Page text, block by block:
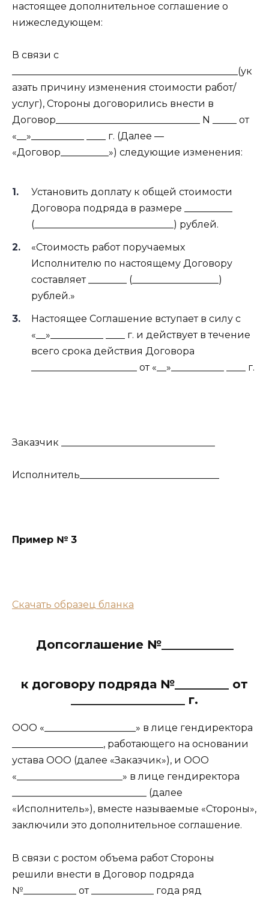
настоящее дополнительное соглашение о
нижеследующем:
В связи с
_______________________________________________(ук
азать причину изменения стоимости работ/
услуг), Стороны договорились внести в
Договор______________________________ N _____ от
«__»___________ ____ г. (Далее —
«Договор__________») следующие изменения:
Установить доплату к общей стоимости
Договора подряда в размере __________
(_____________________________) рублей.
«Стоимость работ поручаемых
Исполнителю по настоящему Договору
составляет ________ (__________________)
рублей.»
Настоящее Соглашение вступает в силу с
«__»___________ ____ г. и действует в течение
всего срока действия Договора
______________________ от «__»___________ ____ г.
Заказчик ________________________________
Исполнитель_____________________________
Пример № 3
Скачать образец бланка
Допсоглашение №____________
к договору подряда №_________ от
___________________ г.
ООО «___________________» в лице гендиректора
___________________, работающего на основании
устава ООО (далее «Заказчик»), и ООО
«______________________» в лице гендиректора
____________________________ (далее
«Исполнитель»), вместе называемые «Стороны»,
заключили это дополнительное соглашение.
В связи с ростом объема работ Стороны
решили внести в Договор подряда
№___________ от _____________ года ряд